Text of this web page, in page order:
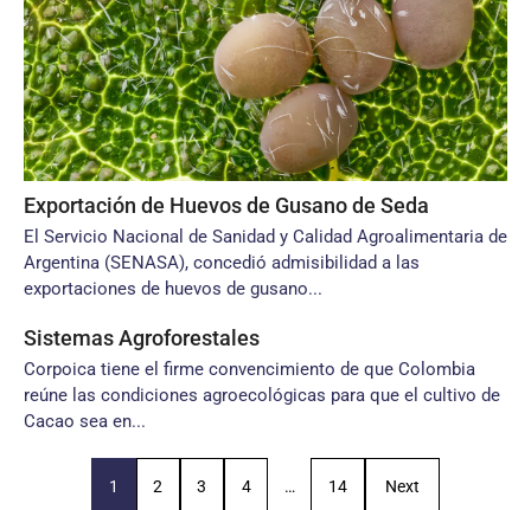
Exportación de Huevos de Gusano de Seda
El Servicio Nacional de Sanidad y Calidad Agroalimentaria de
Argentina (SENASA), concedió admisibilidad a las
exportaciones de huevos de gusano...
Sistemas Agroforestales
Corpoica tiene el firme convencimiento de que Colombia
reúne las condiciones agroecológicas para que el cultivo de
Cacao sea en...
1 2 3 4 … 14 Next